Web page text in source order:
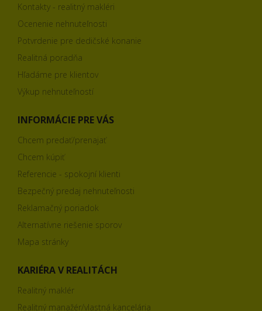
Kontakty - realitný makléri
Ocenenie nehnuteľnosti
Potvrdenie pre dedičské konanie
Realitná poradňa
Hľadáme pre klientov
Výkup nehnuteľností
INFORMÁCIE PRE VÁS
Chcem predať/prenajať
Chcem kúpiť
Referencie - spokojní klienti
Bezpečný predaj nehnuteľnosti
Reklamačný poriadok
Alternatívne riešenie sporov
Mapa stránky
KARIÉRA V REALITÁCH
Realitný maklér
Realitný manažér/vlastná kancelária